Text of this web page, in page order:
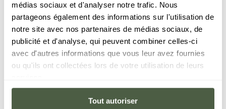
médias sociaux et d'analyser notre trafic. Nous
partageons également des informations sur l'utilisation de
notre site avec nos partenaires de médias sociaux, de
publicité et d'analyse, qui peuvent combiner celles-ci
avec d'autres informations que vous leur avez fournies
ou qu'ils ont collectées lors de votre utilisation de leurs
Tout autoriser